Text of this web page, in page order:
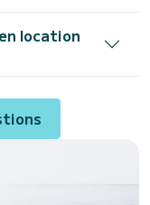
location